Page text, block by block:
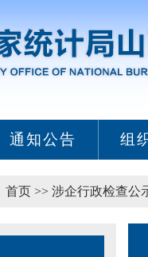
通知公告 组
首页 >> 涉企行政检查公